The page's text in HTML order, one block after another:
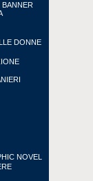
BANNER
DONNE
NOVEL